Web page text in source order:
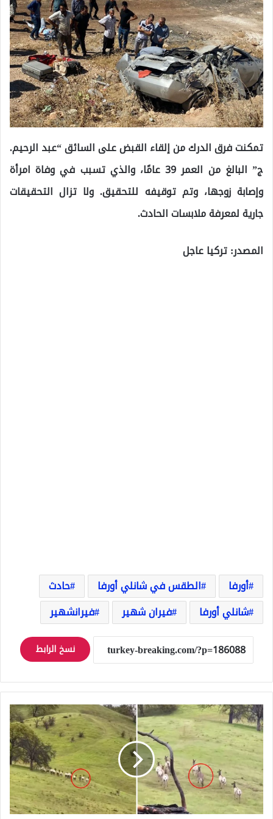
تمكنت فرق الدرك من إلقاء القبض على السائق “عبد الرحيم.
ج” البالغ من العمر 39 عامًا، والذي تسبب في وفاة امرأة
وإصابة زوجها، وتم توقيفه للتحقيق. ولا تزال التحقيقات
جارية لمعرفة ملابسات الحادث.
المصدر: تركيا عاجل
أورفا الطقس في شانلي أورفا
حادث
شانلي أورفا
فيران شهير فيرانشهير
نسخ الرابط
حمار
يثير
الدهشة
بعد
ظهوره
وسط
قطيع
من
الغزلان